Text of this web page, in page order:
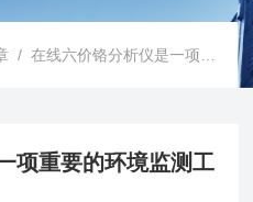
/ 在线六价铬分析仪是一项重要的环境监测工具
项重要的环境监测工